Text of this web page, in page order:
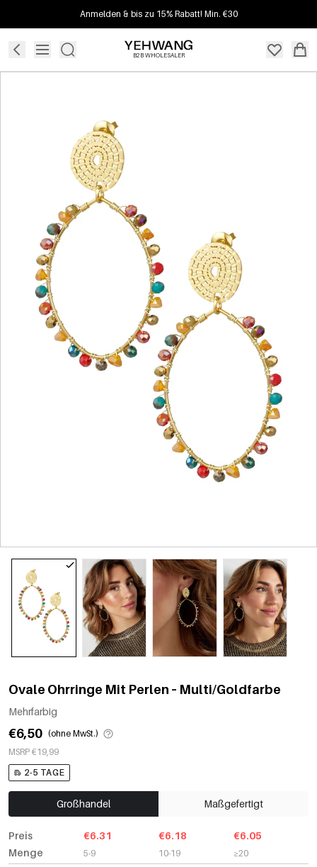
Anmelden & bis zu 15% Rabatt! Min. €30
B2B WHOLESALER
Ovale Ohrringe Mit Perlen – Multi/Goldfarbe
Mehrfarbig
€6,50 (ohne MwSt.)
MSRP €19,99
2-5 TAGE
Großhandel Maßgefertigt
Preis
Menge
€6.31
5-9
€6.18
10-19
€6.05
≥20